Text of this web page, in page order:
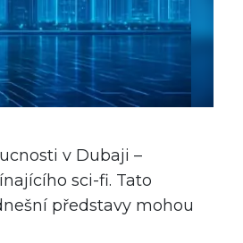
v Dubaji –
sci-fi. Tato
představy mohou